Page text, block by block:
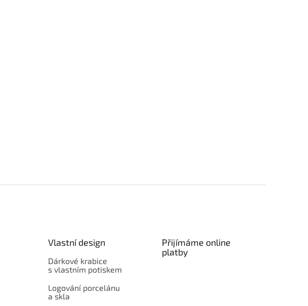
Vlastní design
Dárkové krabice
s vlastním potiskem
Logování porcelánu
a skla
Přijímáme online
platby